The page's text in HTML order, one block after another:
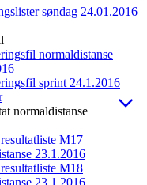
søndag 24.01.2016
normaldistanse
sprint 24.1.2016
normaldistanse
M17
23.1.2016
M18
23.1.2016